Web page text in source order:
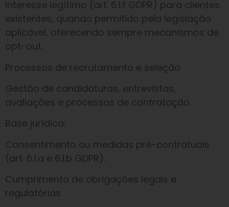
Interesse legítimo (art. 6.1.f GDPR) para clientes
existentes, quando permitido pela legislação
aplicável, oferecendo sempre mecanismos de
opt-out.
Processos de recrutamento e seleção
Gestão de candidaturas, entrevistas,
avaliações e processos de contratação.
Base jurídica:
Consentimento ou medidas pré-contratuais
(art. 6.1.a e 6.1.b GDPR).
Cumprimento de obrigações legais e
regulatórias